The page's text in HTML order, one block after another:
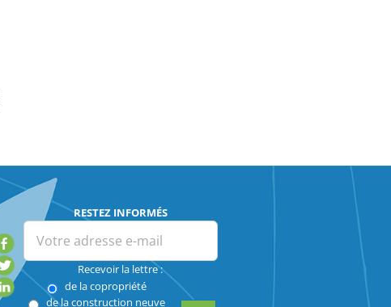
RESTEZ INFORMÉS
Recevoir la lettre :
de la copropriété
de la construction neuve